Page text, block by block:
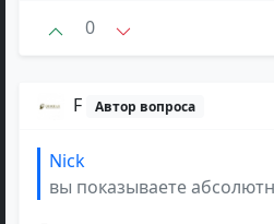
0
F Автор вопроса
Nick
вы показываете